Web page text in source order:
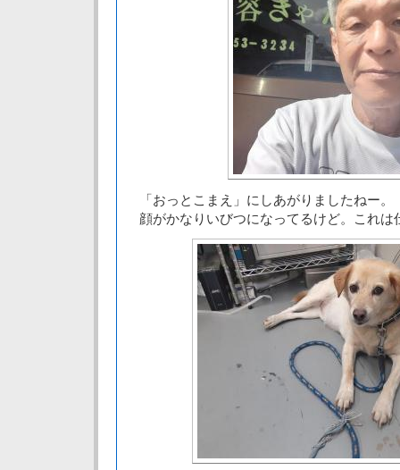
「おっとこまえ」にしあがりましたねー。
顔がかなりいびつになってるけど。これは